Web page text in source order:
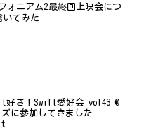
ォニアム2最終回上映会につ
いてみた
好き！Swift愛好会 vol43 @
ズに参加してきました